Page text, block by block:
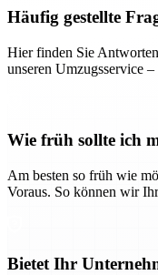
Häufig gestellte
Hier finden Sie
unseren Umzugsservice
Wie früh sollte ich
Am besten so früh wie
Voraus. So können wir
Bietet Ihr